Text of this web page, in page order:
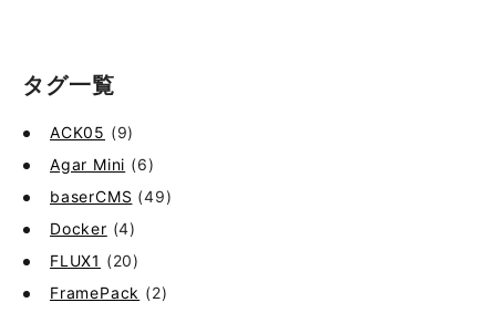
タグ一覧
ACK05 (9)
Agar Mini (6)
baserCMS (49)
Docker (4)
FLUX1 (20)
FramePack (2)